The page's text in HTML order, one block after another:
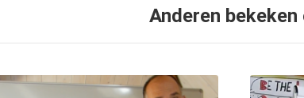
Anderen bekeken